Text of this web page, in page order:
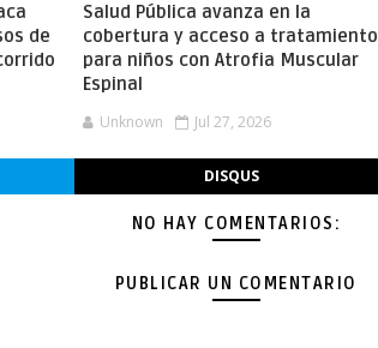
de
Salud Pública avanza en la
cobertura y acceso a tratamiento
para niños con Atrofia Muscular
Espinal
Unknown Jul 27, 2026
DISQUS
NO HAY COMENTARIOS:
PUBLICAR UN COMENTARIO